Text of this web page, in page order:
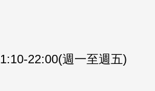
22:00(週一至週五)